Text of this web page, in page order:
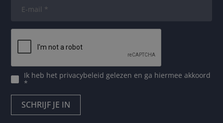
Ik heb het privacybeleid gelezen en ga hiermee akkoord
*